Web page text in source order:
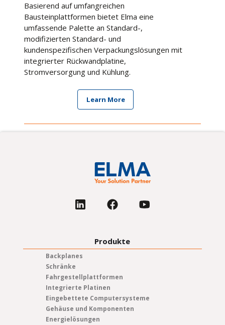
Basierend auf umfangreichen
Bausteinplattformen bietet Elma eine
umfassende Palette an Standard-,
modifizierten Standard- und
kundenspezifischen Verpackungslösungen mit
integrierter Rückwandplatine,
Stromversorgung und Kühlung.
Learn More
Produkte
Backplanes
Schränke
Fahrgestellplattformen
Integrierte Platinen
Eingebettete Computersysteme
Gehäuse und Komponenten
Energielösungen